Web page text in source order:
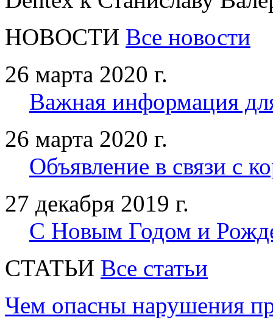
НОВОСТИ Все новости
26 марта 2020 г.
Важная информация
26 марта 2020 г.
Объявление в связи с
27 декабря 2019 г.
С Новым Годом и
CТАТЬИ Все статьи
Чем опасны нарушения